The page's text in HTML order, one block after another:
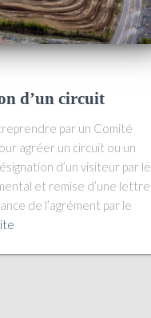
d’un circuit
par un Comité
agréer un circuit ou un
d’un visiteur par le
et remise d’une lettre
de l’agrément par le